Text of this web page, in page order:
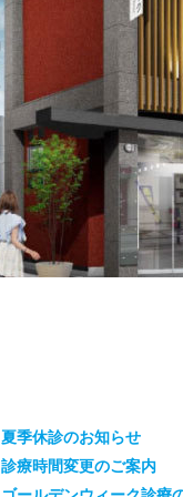
夏季休診のお知らせ
診療時間変更のご案内